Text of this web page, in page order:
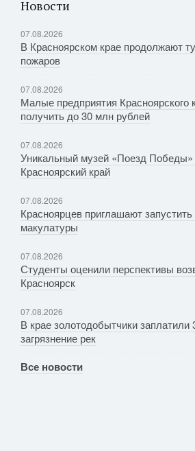
Новости
07.08.2026
В Красноярском крае продолжают
пожаров
07.08.2026
Малые предприятия Красноярского
получить до 30 млн рублей
07.08.2026
Уникальный музей «Поезд Победы»
Красноярский край
07.08.2026
Красноярцев приглашают
макулатуры
07.08.2026
Студенты оценили перспективы
Красноярск
07.08.2026
В крае золотодобытчики заплатили
загрязнение рек
Все новости